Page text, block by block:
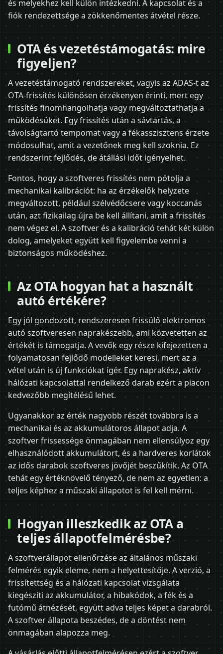
és melyekhez kell külön intézkedni. A kapcsolat és a
fiók rendezettsége a zökkenőmentes átvétel része.
OTA és vezetéstámogatás: mire
figyeljen?
A vezetéstámogató rendszereket, vagyis az ADAS-t az
OTA-frissítés különösen érzékenyen érinti, mert egy
frissítés finomhangolhatja vagy megváltoztathatja a
működésüket. Egy frissítés után a sávtartás, a
távolságtartó tempomat vagy a fékasszisztens érzete
módosulhat, amit a vezetőnek meg kell szoknia. Ez
rendszerint fejlődés, de átállási időt igényelhet.
Fontos, hogy a szoftveres frissítés nem pótolja a
mechanikai kalibrációt: ha az érzékelők helyzete
megváltozott, például szélvédőcsere vagy koccanás
után, azt fizikailag újra be kell állítani, amit a frissítés
nem végez el. A szoftver és a kalibráció tehát két külön
dolog, amelyeket együtt kell figyelembe venni a
biztonságos működéshez.
Az OTA hogyan hat a használt
autó értékére?
Egy jól gondozott, rendszeresen frissülő elektromos
autó szoftveresen naprakészebb, ami közvetetten az
értékét is támogatja. A vevők egy része kifejezetten a
folyamatosan fejlődő modelleket keresi, mert az a
vétel után is új funkciókat ígér. Egy naprakész, aktív
hálózati kapcsolattal rendelkező darab ezért a piacon
kedvezőbb megítélésű lehet.
Ugyanakkor az érték nagyobb részét továbbra is a
mechanikai és az akkumulátoros állapot adja. A
szoftver frissessége önmagában nem ellensúlyoz egy
elhasználódott akkumulátort, és a hardveres korlátok
az idős darabok szoftveres jövőjét beszűkítik. Az OTA
tehát egy értéknövelő tényező, de nem az egyetlen: a
teljes képhez a műszaki állapotot is fel kell mérni.
Hogyan illeszkedik az OTA a
teljes állapotfelmérésbe?
A szoftverállapot ellenőrzése az általános műszaki
felmérés egyik eleme, nem a helyettesítője. A verzió, a
frissítettség és a hálózati kapcsolat vizsgálata
kiegészíti az akkumulátor, a hibakódok, a fék és a
futómű átnézését, együtt adva teljes képet a darabról.
A szoftver állapota beszédes, de a döntést nem
önmagában alapozza meg.